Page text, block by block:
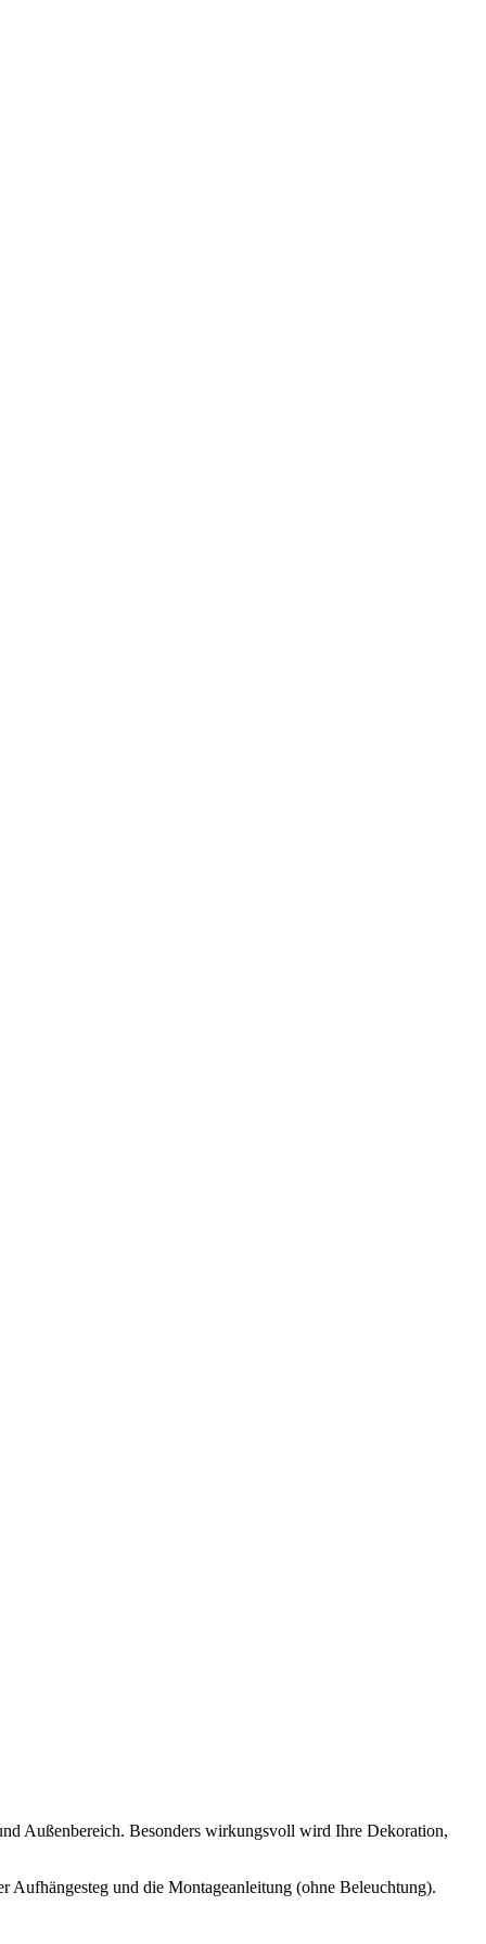
Außenbereich. Besonders wirkungsvoll wird Ihre Dekoration,
Aufhängesteg und die Montageanleitung (ohne Beleuchtung).